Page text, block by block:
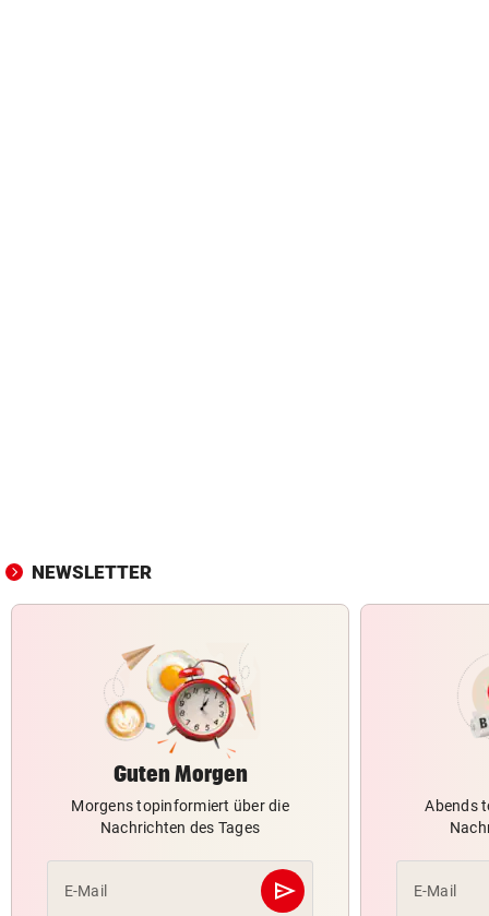
NEWSLETTER
Guten Morgen
Morgens topinformiert über die
Nachrichten des Tages
E-Mail send
Abschicken
Abends
E-Mail